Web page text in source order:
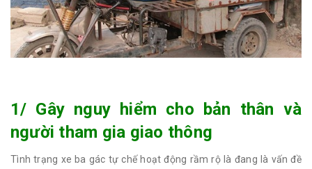
1/ Gây nguy hiểm cho bản thân và
người tham gia giao thông
Tình trạng xe ba gác tự chế hoạt động rầm rộ là đang là vấn đề